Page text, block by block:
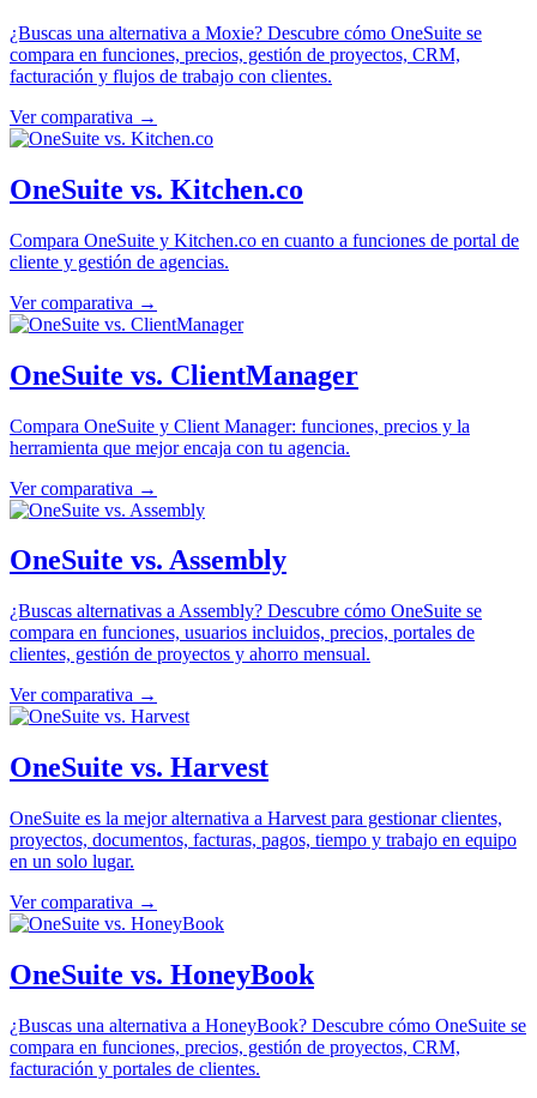
¿Buscas una alternativa a Moxie? Descubre cómo OneSuite se
compara en funciones, precios, gestión de proyectos, CRM,
facturación y flujos de trabajo con clientes.
Ver comparativa →
OneSuite vs. Kitchen.co
Compara OneSuite y Kitchen.co en cuanto a funciones de portal de
cliente y gestión de agencias.
Ver comparativa →
OneSuite vs. ClientManager
Compara OneSuite y Client Manager: funciones, precios y la
herramienta que mejor encaja con tu agencia.
Ver comparativa →
OneSuite vs. Assembly
¿Buscas alternativas a Assembly? Descubre cómo OneSuite se
compara en funciones, usuarios incluidos, precios, portales de
clientes, gestión de proyectos y ahorro mensual.
Ver comparativa →
OneSuite vs. Harvest
OneSuite es la mejor alternativa a Harvest para gestionar clientes,
proyectos, documentos, facturas, pagos, tiempo y trabajo en equipo
en un solo lugar.
Ver comparativa →
OneSuite vs. HoneyBook
¿Buscas una alternativa a HoneyBook? Descubre cómo OneSuite se
compara en funciones, precios, gestión de proyectos, CRM,
facturación y portales de clientes.